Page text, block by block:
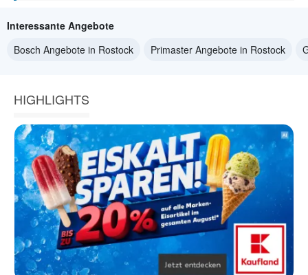
Interessante Angebote
Bosch Angebote in Rostock
Primaster Angebote in Rostock
HIGHLIGHTS